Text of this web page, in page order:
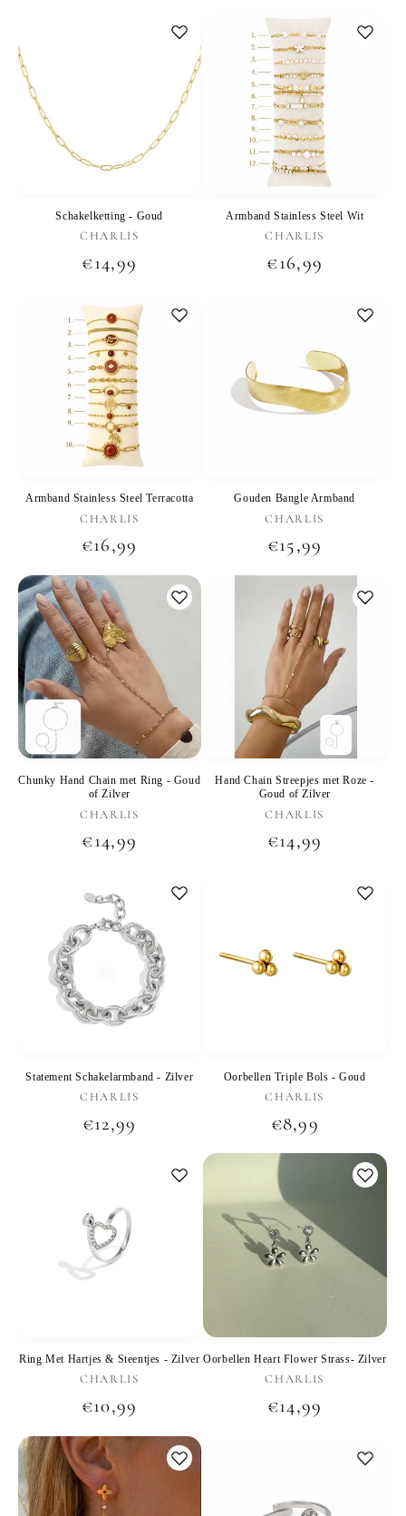
Schakelketting - Goud
Verkoper:
CHARLIS
Normale
€14,99
Armband Stainless Steel Wit
Verkoper:
CHARLIS
Normale
€16,99
Armband Stainless Steel Terracotta
Verkoper:
CHARLIS
Normale
prijs
€16,99
Gouden Bangle Armband
Verkoper:
CHARLIS
Normale
prijs
€15,99
Chunky Hand Chain met Ring - Goud
of Zilver
Verkoper:
CHARLIS
Normale
€14,99
Hand Chain Streepjes met Roze -
Goud of Zilver
Verkoper:
CHARLIS
Normale
€14,99
Statement Schakelarmband - Zilver
Verkoper:
CHARLIS
Normale
€12,99
Oorbellen Triple Bols - Goud
Verkoper:
CHARLIS
Normale
prijs
€8,99
Ring Met Hartjes & Steentjes - Zilver
Verkoper:
CHARLIS
Normale
prijs
€10,99
Oorbellen Heart Flower Strass- Zilver
Verkoper:
CHARLIS
Normale
€14,99